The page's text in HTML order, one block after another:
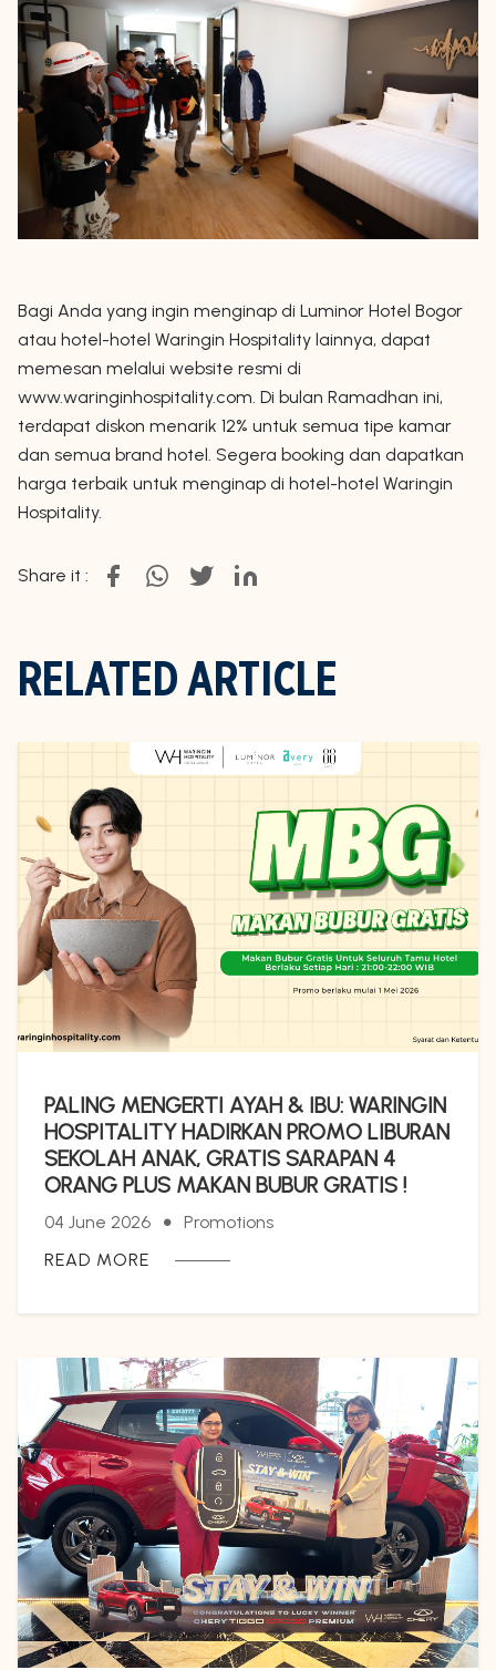
Bagi Anda yang ingin menginap di Luminor Hotel Bogor
atau hotel-hotel Waringin Hospitality lainnya, dapat
memesan melalui website resmi di
www.waringinhospitality.com. Di bulan Ramadhan ini,
terdapat diskon menarik 12% untuk semua tipe kamar
dan semua brand hotel. Segera booking dan dapatkan
harga terbaik untuk menginap di hotel-hotel Waringin
Hospitality.
Share it :
RELATED ARTICLE
PALING MENGERTI AYAH & IBU: WARINGIN
HOSPITALITY HADIRKAN PROMO LIBURAN
SEKOLAH ANAK, GRATIS SARAPAN 4
ORANG PLUS MAKAN BUBUR GRATIS !
04 June 2026
Promotions
READ MORE